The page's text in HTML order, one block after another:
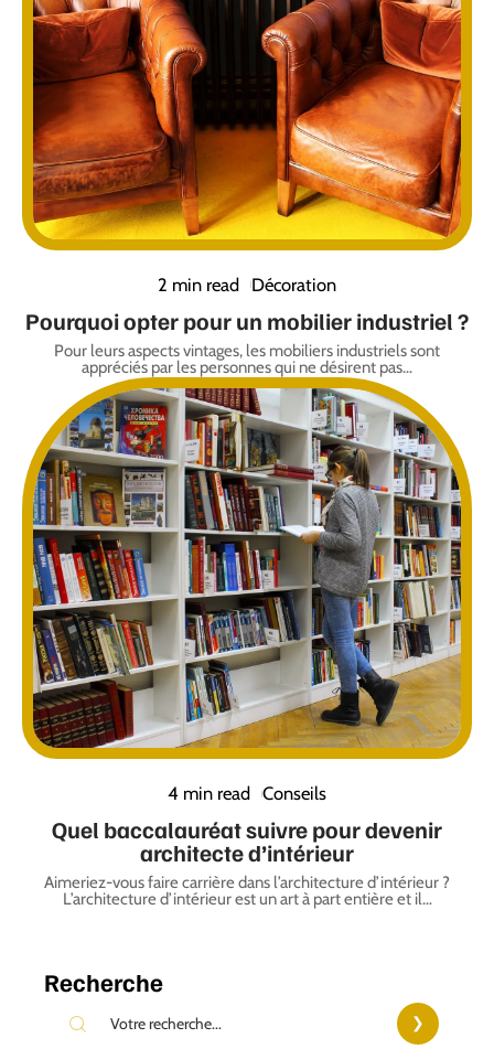
2 min read Décoration
Pourquoi opter pour un mobilier industriel ?
Pour leurs aspects vintages, les mobiliers industriels sont
appréciés par les personnes qui ne désirent pas…
4 min read Conseils
Quel baccalauréat suivre pour devenir
architecte d’intérieur
Aimeriez-vous faire carrière dans l’architecture d’intérieur ?
L’architecture d’intérieur est un art à part entière et il…
Recherche